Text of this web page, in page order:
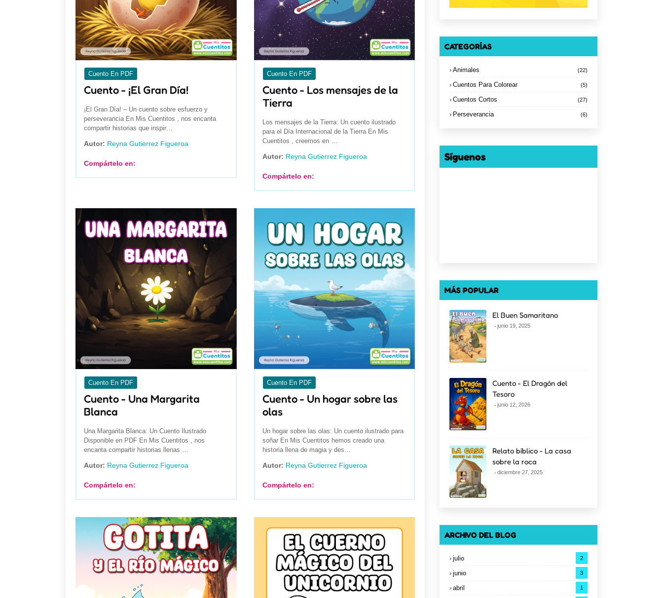
Cuento En PDF
Cuento - ¡El Gran Día!
¡El Gran Día! – Un cuento sobre esfuerzo y
perseverancia En Mis Cuentitos , nos encanta
compartir historias que inspir…
Autor: Reyna Gutierrez Figueroa
Compártelo en:
Cuento En PDF
Cuento - Los mensajes de la
Tierra
Los mensajes de la Tierra: Un cuento ilustrado
para el Día Internacional de la Tierra En Mis
Cuentitos , creemos en …
Autor: Reyna Gutierrez Figueroa
Compártelo en:
Cuento En PDF
Cuento - Una Margarita
Blanca
Una Margarita Blanca: Un Cuento Ilustrado
Disponible en PDF En Mis Cuentitos , nos
encanta compartir historias llenas …
Autor: Reyna Gutierrez Figueroa
Compártelo en:
Cuento En PDF
Cuento - Un hogar sobre las
olas
Un hogar sobre las olas: Un cuento ilustrado para
soñar En Mis Cuentitos hemos creado una
historia llena de magia y des…
Autor: Reyna Gutierrez Figueroa
Compártelo en:
CATEGORÍAS
Animales (22)
Cuentos Para Colorear (5)
Cuentos Cortos (27)
Perseverancia (6)
Síguenos
MÁS POPULAR
El Buen Samaritano
junio 19, 2025
Cuento - El Dragón del
Tesoro
junio 12, 2026
Relato bíblico - La casa
sobre la roca
diciembre 27, 2025
ARCHIVO DEL BLOG
julio 2
junio 3
abril 1